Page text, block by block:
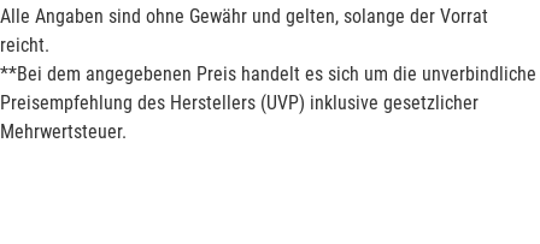
Alle Angaben sind ohne Gewähr und gelten, solange der Vorrat
reicht.
**Bei dem angegebenen Preis handelt es sich um die unverbindliche
Preisempfehlung des Herstellers (UVP) inklusive gesetzlicher
Mehrwertsteuer.